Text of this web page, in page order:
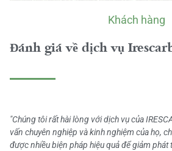
Khách hàng
Đánh giá về dịch vụ
"Chúng tôi rất hài lòng với dịch vụ của
vấn chuyên nghiệp và kinh nghiệm của họ,
được nhiều biện pháp hiệu quả để giảm phát